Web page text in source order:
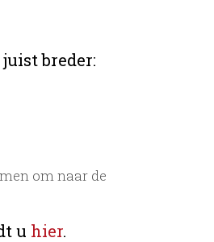
breder:
om naar de
u hier.